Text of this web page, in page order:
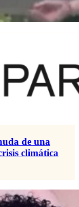
de una
climática